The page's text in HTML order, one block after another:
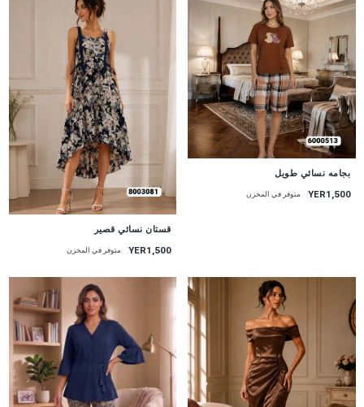
بجامه نسائي طويل
YER1,500 متوفر في المخزن
قستان نسائي قصير
YER1,500 متوفر في المخزن